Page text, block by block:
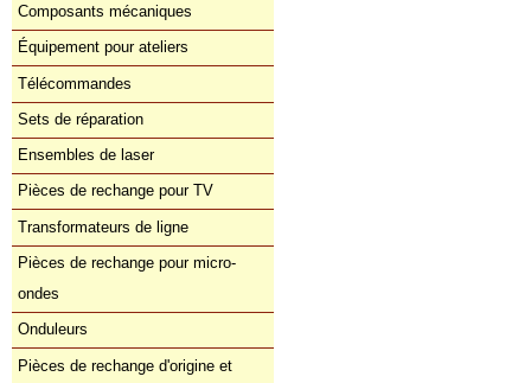
Composants mécaniques
Équipement pour ateliers
Télécommandes
Sets de réparation
Ensembles de laser
Pièces de rechange pour TV
Transformateurs de ligne
Pièces de rechange pour micro-
ondes
Onduleurs
Pièces de rechange d'origine et